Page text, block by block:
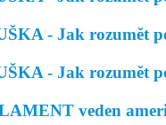
- Jak rozumět
- Jak rozumět
veden